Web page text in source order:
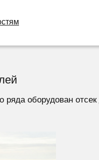
ряда оборудован